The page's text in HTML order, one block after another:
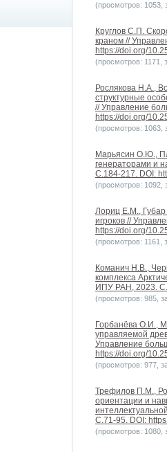
(просмотров: 1053,
Круглов С.П.
краном //
https://doi.org/
(просмотров: 1171,
Рослякова Н.А.,
структурные
// Управление
https://doi.org/
(просмотров: 1063,
Марьясин О.Ю.,
генераторами и
С.184-217. DOI:
(просмотров: 1092,
Лориц Е.М.,
игроков //
https://doi.org/
(просмотров: 1161,
Команич Н.В.,
комплекса
ИПУ РАН, 2023.
(просмотров: 985,
Горбанёва О.И.,
управляемой
Управление
https://doi.org/
(просмотров: 977,
Трефилов П.М.,
ориентации и
С.71-95. DOI:
(просмотров: 1080,